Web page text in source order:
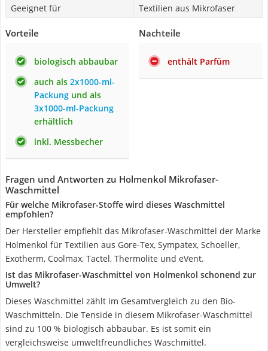
Geeignet für Textilien aus Mikrofaser
Vorteile
biologisch abbaubar
auch als 2x1000-ml-
Packung und als
3x1000-ml-Packung
erhältlich
inkl. Messbecher
Nachteile
enthält Parfüm
Fragen und Antworten zu Holmenkol Mikrofaser-
Waschmittel
Für welche Mikrofaser-Stoffe wird dieses Waschmittel
empfohlen?
Der Hersteller empfiehlt das Mikrofaser-Waschmittel der Marke
Holmenkol für Textilien aus Gore-Tex, Sympatex, Schoeller,
Exotherm, Coolmax, Tactel, Thermolite und eVent.
Ist das Mikrofaser-Waschmittel von Holmenkol schonend zur
Umwelt?
Dieses Waschmittel zählt im Gesamtvergleich zu den Bio-
Waschmitteln. Die Tenside in diesem Mikrofaser-Waschmittel
sind zu 100 % biologisch abbaubar. Es ist somit ein
vergleichsweise umweltfreundliches Waschmittel.